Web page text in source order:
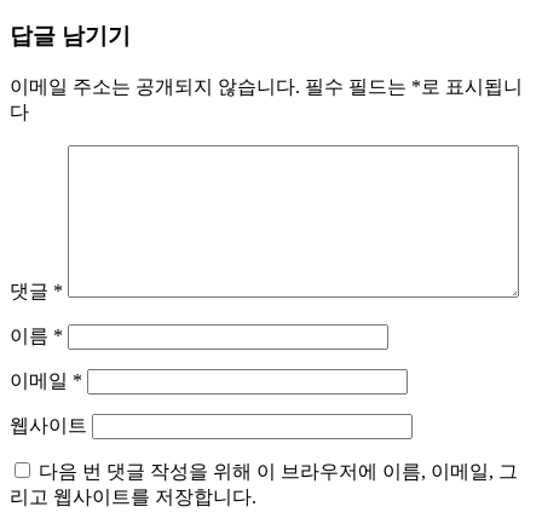
색
답글 남기기
이메일 주소는 공개되지 않습니다. 필수 필드는 *로 표시됩니
다
댓글 *
이름 *
이메일 *
웹사이트
다음 번 댓글 작성을 위해 이 브라우저에 이름, 이메일, 그
리고 웹사이트를 저장합니다.